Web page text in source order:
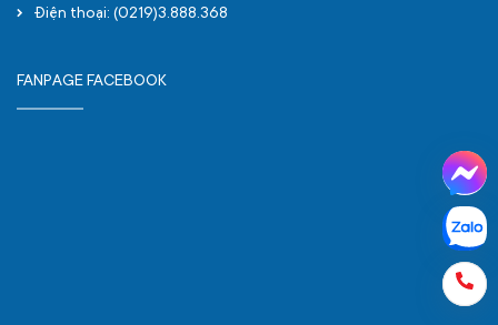
Điện thoại: (0219)3.888.368
FANPAGE FACEBOOK